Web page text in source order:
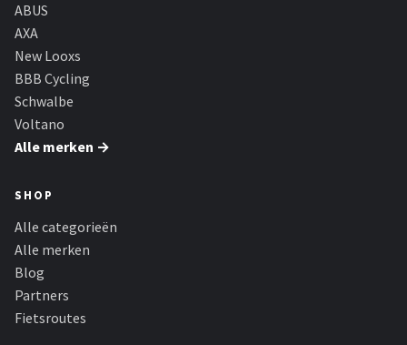
ABUS
AXA
New Looxs
BBB Cycling
Schwalbe
Voltano
Alle merken →
SHOP
Alle categorieën
Alle merken
Blog
Partners
Fietsroutes